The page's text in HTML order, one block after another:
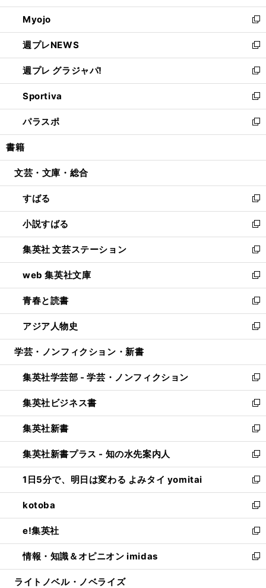
開
く
ウ
で
開
く
ン
ド
ウ
で
開
く
ウ
ィ
ン
ド
ウ
で
開
く
Myojo
新
し
い
ウ
ィ
ン
ド
ウ
で
開
週プレNEWS
新
し
い
ウ
ィ
ン
ド
ウ
開
週プレ グラジャパ!
新
し
い
ウ
ィ
ン
ウ
開
く
Sportiva
新
し
い
ウ
ン
ウ
で
開
く
パラスポ
新
し
ウ
ン
ド
ウ
で
開
く
書籍
文芸・文庫・総合
すばる
新
し
い
ウ
ィ
ン
ド
ウ
で
開
く
小説すばる
新
し
い
ウ
ィ
ン
ド
ウ
で
開
集英社 文芸ステーション
新
し
い
ウ
ィ
ン
ド
ウ
開
く
web 集英社文庫
新
し
い
ウ
ィ
ン
ウ
で
開
く
青春と読書
新
し
い
ウ
ン
ド
ウ
で
開
く
アジア人物史
新
し
ウ
ィ
ン
ド
ウ
で
開
く
学芸・ノンフィクション・新書
集英社学芸部 - 学芸・ノンフィクション
新
し
い
ウ
ィ
ン
ド
ウ
で
開
く
集英社ビジネス書
新
し
い
ウ
ィ
ン
ド
ウ
で
開
く
集英社新書
新
し
い
ウ
ィ
ン
ド
ウ
で
開
く
集英社新書プラス - 知の水先案内人
新
し
い
ウ
ィ
ン
ド
ウ
で
開
1日5分で、明日は変わる よみタイ yomitai
新
し
い
ウ
ィ
ン
ド
ウ
kotoba
新
し
い
ウ
ィ
ン
e!集英社
新
し
い
ウ
情報・知識＆オピニオン imidas
新
し
ライトノベル・ノベライズ